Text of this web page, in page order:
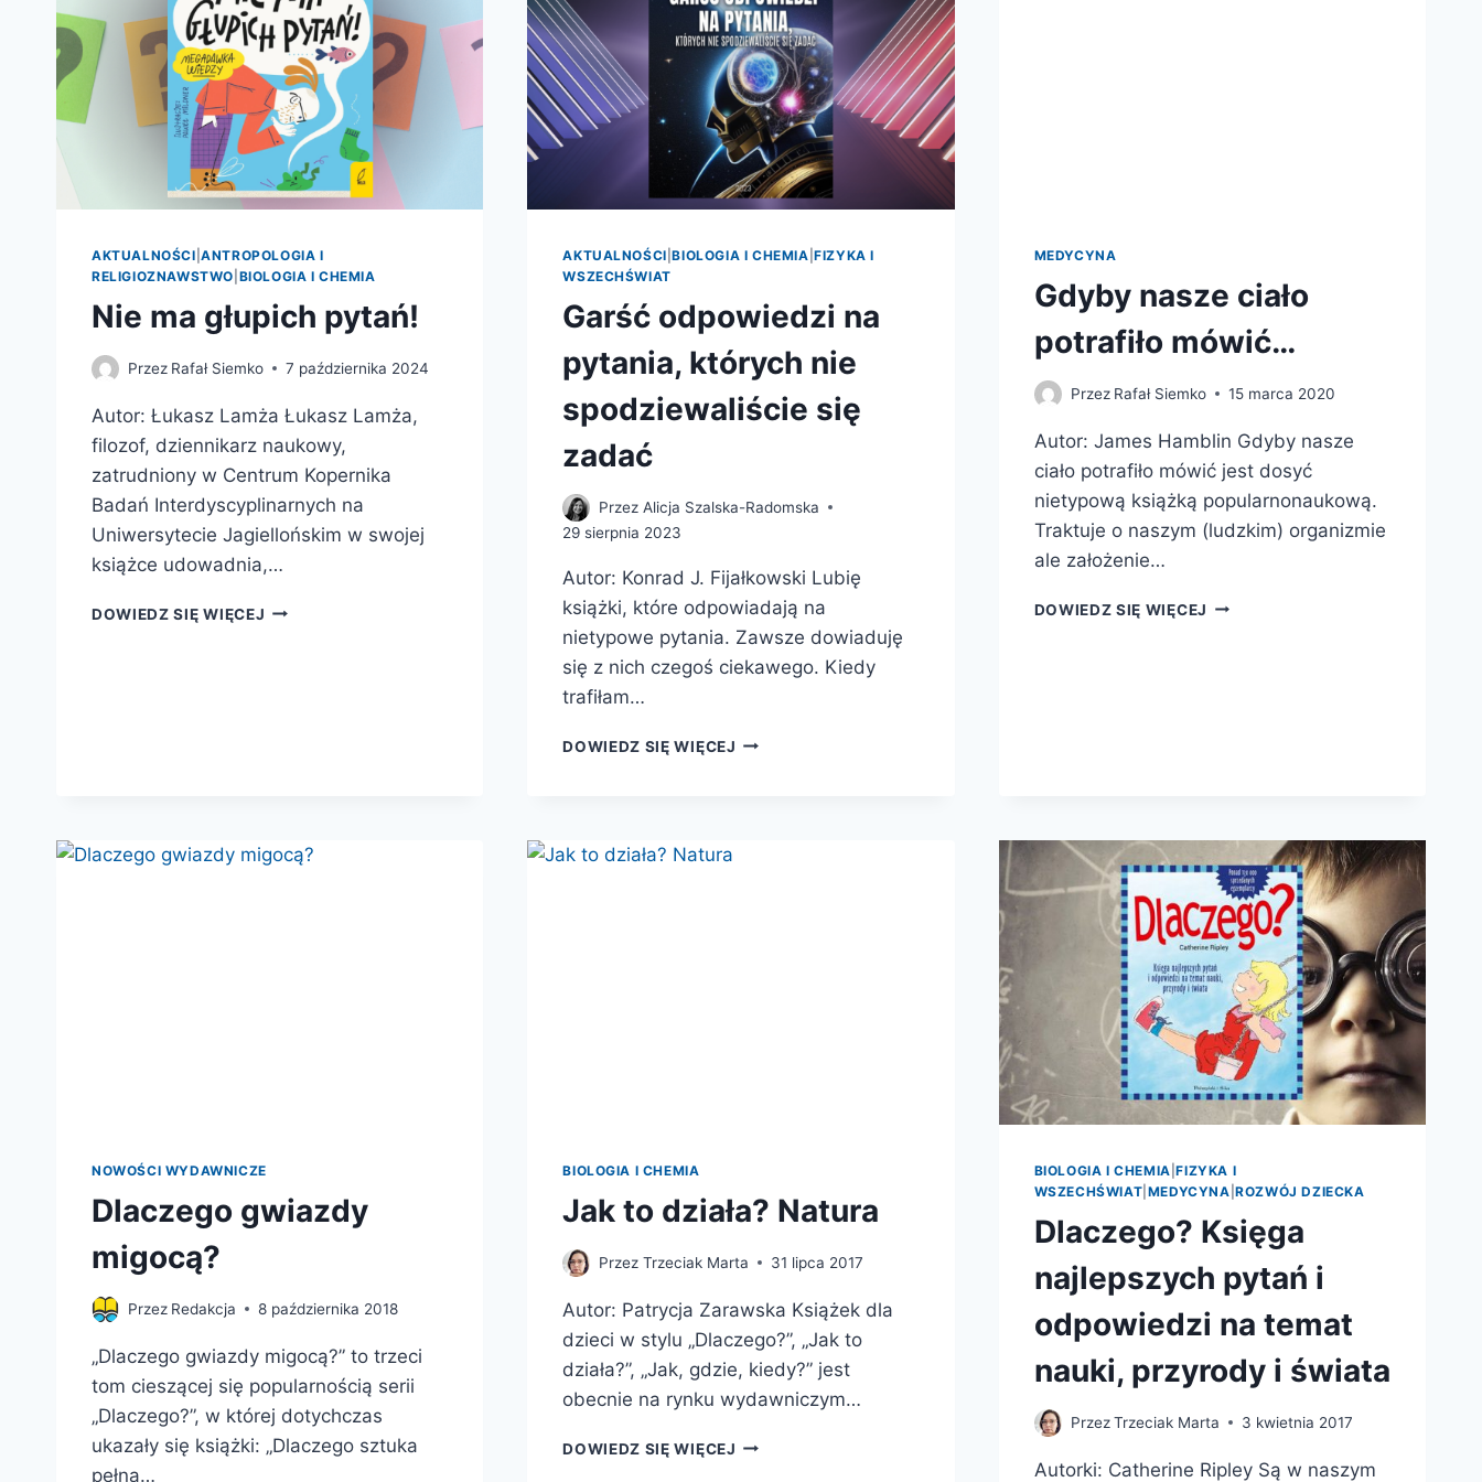
AKTUALNOŚCI |ANTROPOLOGIA I
RELIGIOZNAWSTWO BIOLOGIA I CHEMIA
Nie ma głupich pytań!
Przez Rafał Siemko 7 października 2024
Autor: Łukasz Lamża Łukasz Lamża,
filozof, dziennikarz naukowy,
zatrudniony w Centrum Kopernika
Badań Interdyscyplinarnych na
Uniwersytecie Jagiellońskim w swojej
książce udowadnia,…
DOWIEDZ SIĘ WIĘCEJ NIE
AKTUALNOŚCI |BIOLOGIA I CHEMIA |FIZYKA I
WSZECHŚWIAT
Garść odpowiedzi na
pytania, których nie
spodziewaliście się
zadać
Przez Alicja Szalska-Radomska
29 sierpnia 2023
Autor: Konrad J. Fijałkowski Lubię
książki, które odpowiadają na
nietypowe pytania. Zawsze dowiaduję
się z nich czegoś ciekawego. Kiedy
trafiłam…
DOWIEDZ SIĘ WIĘCEJ GARŚĆ
MEDYCYNA
Gdyby nasze ciało
potrafiło mówić…
Przez Rafał Siemko 15 marca 2020
Autor: James Hamblin Gdyby nasze
ciało potrafiło mówić jest dosyć
nietypową książką popularnonaukową.
Traktuje o naszym (ludzkim) organizmie
ale założenie…
DOWIEDZ SIĘ WIĘCEJ GDYBY
NOWOŚCI WYDAWNICZE
Dlaczego gwiazdy
migocą?
Przez Redakcja 8 października 2018
„Dlaczego gwiazdy migocą?” to trzeci
tom cieszącej się popularnością serii
„Dlaczego?”, w której dotychczas
ukazały się książki: „Dlaczego sztuka
pełna…
BIOLOGIA I CHEMIA
Jak to działa? Natura
Przez Trzeciak Marta 31 lipca 2017
Autor: Patrycja Zarawska Książek dla
dzieci w stylu „Dlaczego?”, „Jak to
działa?”, „Jak, gdzie, kiedy?” jest
obecnie na rynku wydawniczym…
DOWIEDZ SIĘ WIĘCEJ JAK
BIOLOGIA I CHEMIA |FIZYKA I
WSZECHŚWIAT MEDYCYNA |ROZWÓJ DZIECKA
Dlaczego? Księga
najlepszych pytań i
odpowiedzi na temat
nauki, przyrody i świata
Przez Trzeciak Marta 3 kwietnia 2017
Autorki: Catherine Ripley Są w naszym